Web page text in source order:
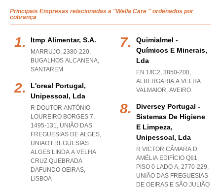
Principais Empresas relacionadas a "Wella Care " ordenados por
cobrança
Itmp Alimentar, S.a.
MARRUJO, 2380-220,
BUGALHOS ALCANENA,
SANTAREM
L'oreal Portugal,
Unipessoal, Lda
R DOUTOR ANTÓNIO
LOUREIRO BORGES 7,
1495-131, UNIÃO DAS
FREGUESIAS DE ALGES,
UNIAO FREGUESIAS
ALGES LINDA A VELHA
CRUZ QUEBRADA
DAFUNDO OEIRAS,
LISBOA
Quimialmel -
Químicos E Minerais,
Lda
EN 1/IC2, 3850-200,
ALBERGARIA A VELHA
VALMAIOR, AVEIRO
Diversey Portugal -
Sistemas De Higiene
E Limpeza,
Unipessoal, Lda
R VICTOR CÂMARA D.
AMÉLIA EDIFÍCIO Q61
PISO 0 LADO A, 2770-229,
UNIÃO DAS FREGUESIAS
DE OEIRAS E SÃO JULIÃO